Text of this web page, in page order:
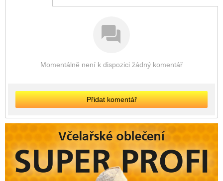
Momentálně není k dispozici žádný komentář
Přidat komentář